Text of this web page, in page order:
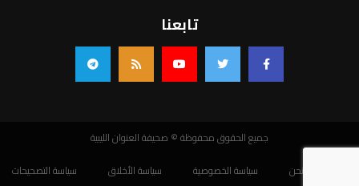
تابعنا
جميع الحقوق محفوظة © صحيفة العنوان الليبية
من نحن
سياسة الخصوصية سياسة الأخلاق
سياسة التصحيحات